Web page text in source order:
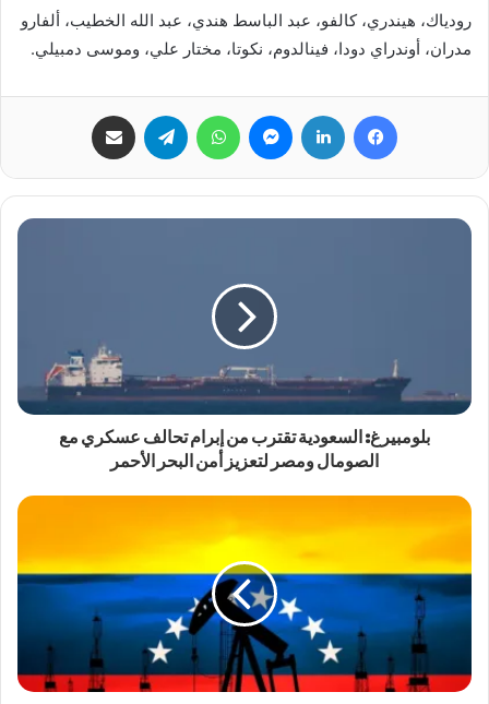
رودياك، هيندري، كالفو، عبد الباسط هندي، عبد الله الخطيب، ألفارو
مدران، أوندراي دودا، فينالدوم، نكوتا، مختار علي، وموسى دمبيلي.
فيسبوك لينكدإن ماسنجر واتساب تيلقرام
بلومبيرغ: السعودية تقترب من إبرام تحالف عسكري مع
الصومال ومصر لتعزيز أمن البحر الأحمر